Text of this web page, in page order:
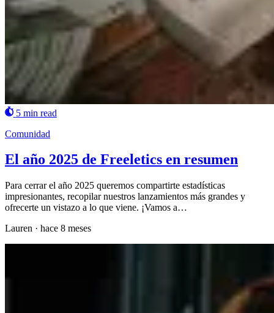
5 min read
Comunidad
El año 2025 de Freeletics en resumen
Para cerrar el año 2025 queremos compartirte estadísticas
impresionantes, recopilar nuestros lanzamientos más grandes y
ofrecerte un vistazo a lo que viene. ¡Vamos a…
Lauren · hace 8 meses